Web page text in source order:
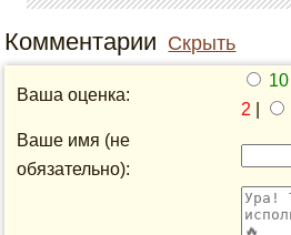
Комментарии Скрыть
Ваша оценка:
10
2
Ваше имя (не
обязательно):